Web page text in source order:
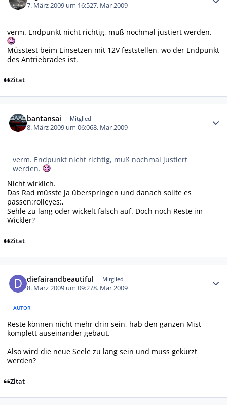
7. März 2009 um 16:527. Mar 2009
verm. Endpunkt nicht richtig, muß nochmal justiert werden.
Müsstest beim Einsetzen mit 12V feststellen, wo der Endpunkt
des Antriebrades ist.
Zitat
bantansai Mitglied
8. März 2009 um 06:068. Mar 2009
verm. Endpunkt nicht richtig, muß nochmal justiert
werden.
Nicht wirklich.
Das Rad müsste ja überspringen und danach sollte es
passen:rolleyes:,
Sehle zu lang oder wickelt falsch auf. Doch noch Reste im
Wickler?
Zitat
diefairandbeautiful Mitglied
8. März 2009 um 09:278. Mar 2009
AUTOR
Reste können nicht mehr drin sein, hab den ganzen Mist
komplett auseinander gebaut.
Also wird die neue Seele zu lang sein und muss gekürzt
werden?
Zitat